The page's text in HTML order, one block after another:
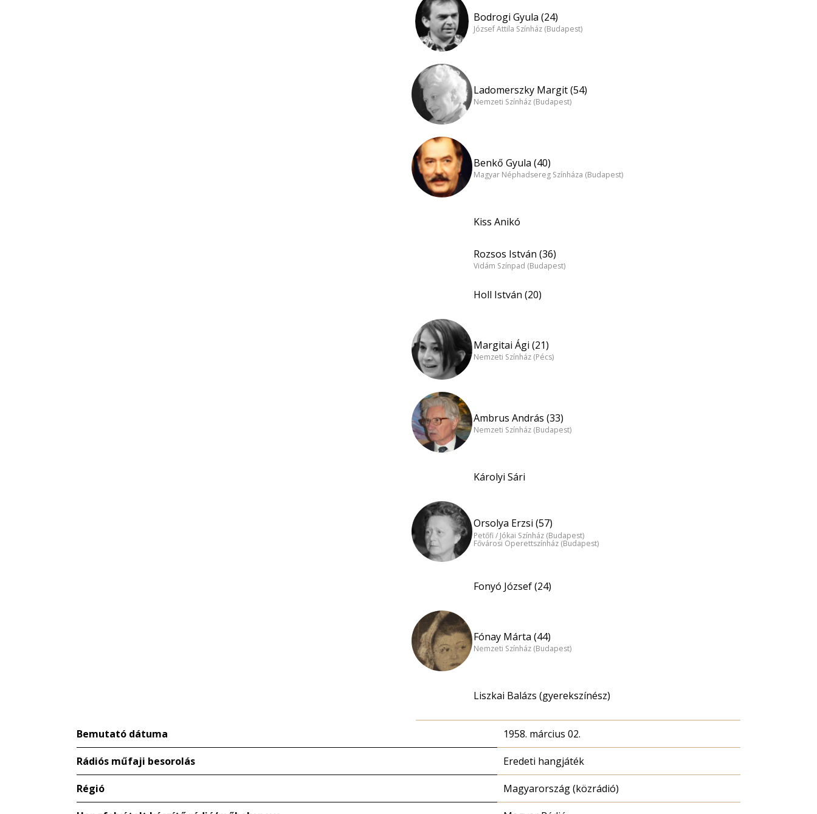
Bodrogi Gyula (24)
József Attila Színház (Budapest)
Ladomerszky Margit (54)
Nemzeti Színház (Budapest)
Benkő Gyula (40)
Magyar Néphadsereg Színháza (Budapest)
Kiss Anikó
Rozsos István (36)
Vidám Színpad (Budapest)
Holl István (20)
Margitai Ági (21)
Nemzeti Színház (Pécs)
Ambrus András (33)
Nemzeti Színház (Budapest)
Károlyi Sári
Orsolya Erzsi (57)
Petőfi / Jókai Színház (Budapest)
Fővárosi Operettszínház (Budapest)
Fonyó József (24)
Fónay Márta (44)
Nemzeti Színház (Budapest)
Liszkai Balázs (gyerekszínész)
Bemutató dátuma 1958. március 02.
Rádiós műfaji besorolás Eredeti hangjáték
Régió Magyarország (közrádió)